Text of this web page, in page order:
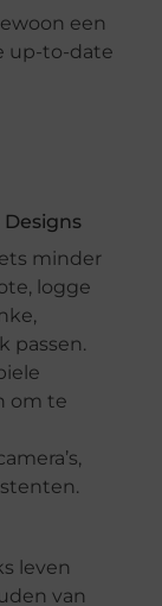
een
up-to-date
minder
logge
passen.
om te
leven
van